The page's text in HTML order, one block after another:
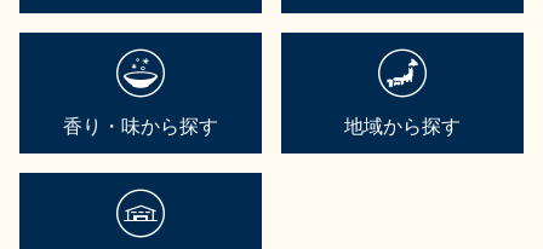
香り・味から探す 地域から探す